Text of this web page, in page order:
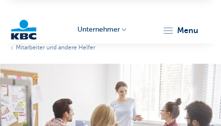
Unternehmer menu
Mitarbeiter und andere Helfer